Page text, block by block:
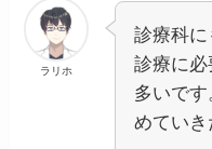
ラリホ
診療科
診療に
多いで
めていき